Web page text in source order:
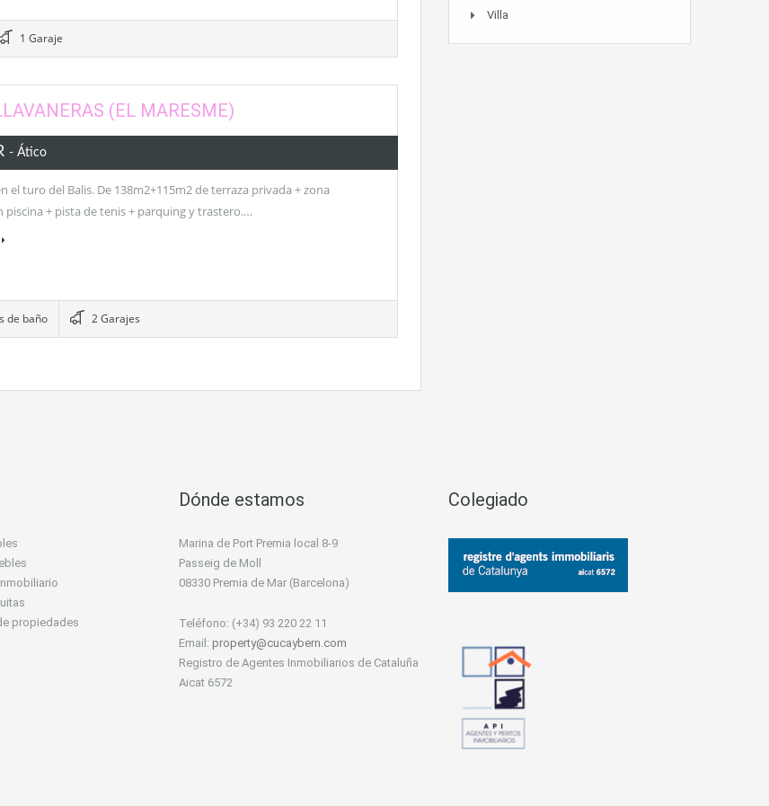
1 Garaje
(EL MARESME)
- Ático
el turo del Balis. De 138m2+115m2 de terraza privada + zona
piscina + pista de tenis + parquing y trastero.…
de baño 2 Garajes
Villa
propiedades
Dónde estamos
Marina de Port Premia local 8-9
Passeig de Moll
08330 Premia de Mar (Barcelona)
Teléfono: (+34) 93 220 22 11
Email: property@cucaybern.com
Registro de Agentes Inmobiliarios de Cataluña
Aicat 6572
Colegiado